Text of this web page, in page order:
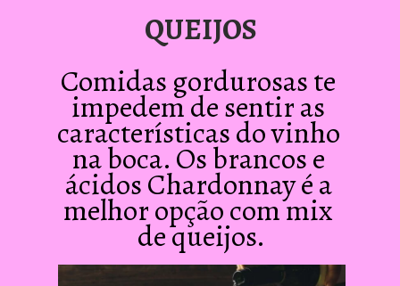
QUEIJOS
Comidas gordurosas te
impedem de sentir as
características do vinho
na boca. Os brancos e
ácidos Chardonnay é a
melhor opção com mix
de queijos.